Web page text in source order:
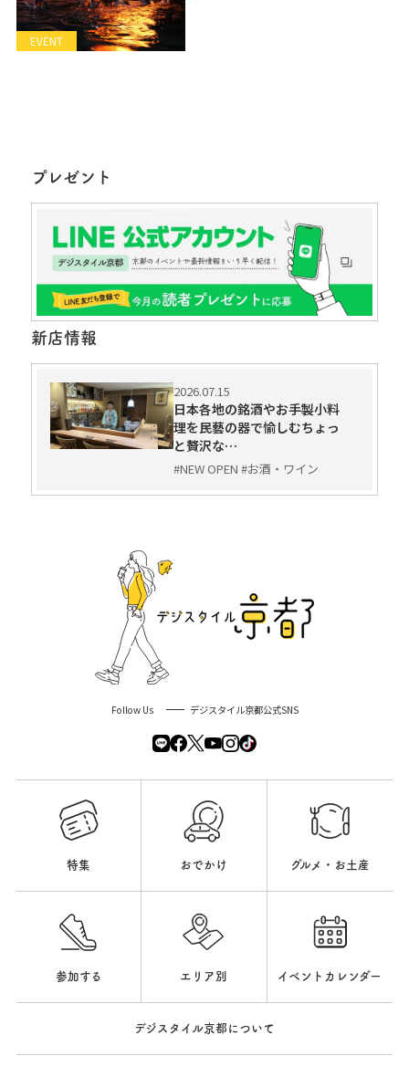
EVENT
プレゼント
新店情報
2026.07.15
日本各地の銘酒やお手製小料
理を民藝の器で愉しむちょっ
と贅沢な…
#NEW OPEN #お酒・ワイン
Follow Us デジスタイル京都公式SNS
特集 おでかけ グルメ・お土産
参加する エリア別 イベントカレンダー
デジスタイル京都について